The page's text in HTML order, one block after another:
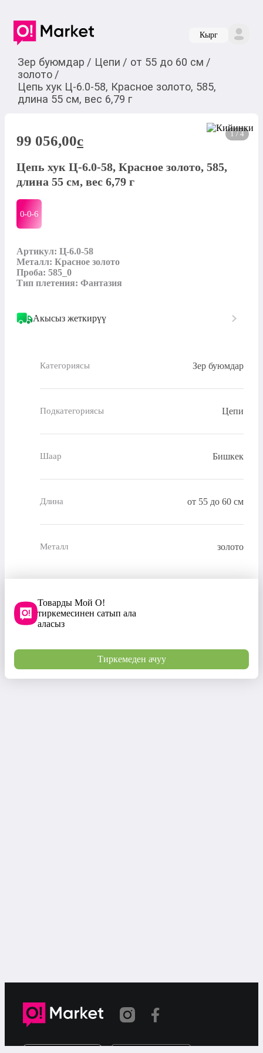
Кырг
Зер буюмдар / Цепи / от 55 до 60 см /
золото /
Цепь хук Ц-6.0-58, Красное золото, 585,
длина 55 см, вес 6,79 г
1 / 4
99 056,00c
Цепь хук Ц-6.0-58, Красное золото, 585,
длина 55 см, вес 6,79 г
0-0-6
Артикул: Ц-6.0-58
Металл: Красное золото
Проба: 585_0
Тип плетения: Фантазия
Акысыз жеткирүү
Категориясы Зер буюмдар
Подкатегориясы Цепи
Шаар Бишкек
Длина от 55 до 60 см
Металл золото
Товарды Мой О!
тиркемесинен сатып ала
аласыз
Тиркемеден ачуу